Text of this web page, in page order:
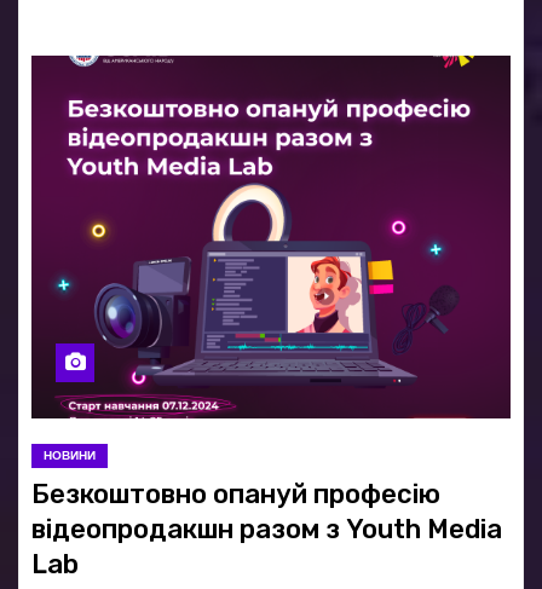
НОВИНИ
Безкоштовно опануй професію
відеопродакшн разом з Youth Media
Lab